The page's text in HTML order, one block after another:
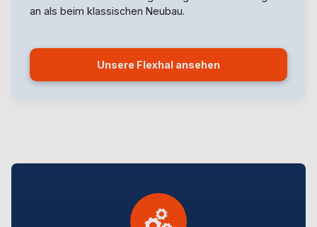
an als beim klassischen Neubau.
Unsere Flexhal ansehen